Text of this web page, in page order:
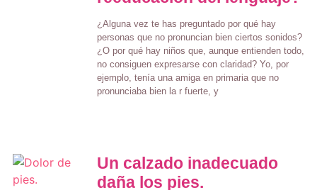
¿Alguna vez te has preguntado por qué hay
personas que no pronuncian bien ciertos sonidos?
¿O por qué hay niños que, aunque entienden todo,
no consiguen expresarse con claridad? Yo, por
ejemplo, tenía una amiga en primaria que no
pronunciaba bien la r fuerte, y
Un calzado inadecuado
daña los pies.